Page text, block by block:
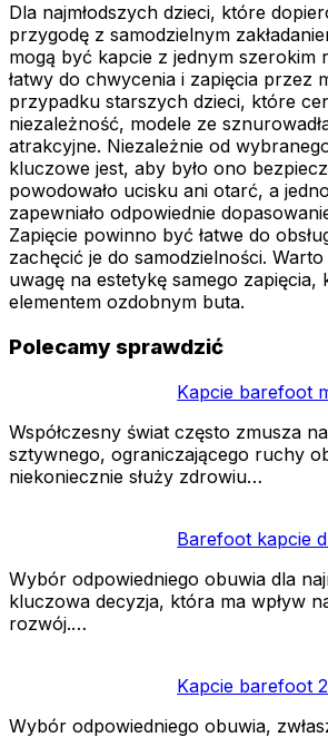
Dla najmłodszych dzieci, które
przygodę z samodzielnym
mogą być kapcie z jednym szerokim
łatwy do chwycenia i zapięcia przez
przypadku starszych dzieci, które
niezależność, modele ze
atrakcyjne. Niezależnie od
kluczowe jest, aby było ono
powodowało ucisku ani otarć, a
zapewniało odpowiednie
Zapięcie powinno być łatwe do
zachęcić je do samodzielności.
uwagę na estetykę samego
elementem ozdobnym buta.
Polecamy sprawdzić
Kapcie barefoot
Współczesny świat często zmusza
sztywnego, ograniczającego ruchy
niekoniecznie służy zdrowiu…
Barefoot kapcie
Wybór odpowiedniego obuwia dla
kluczowa decyzja, która ma wpływ
rozwój.…
Kapcie barefoot
Wybór odpowiedniego obuwia,